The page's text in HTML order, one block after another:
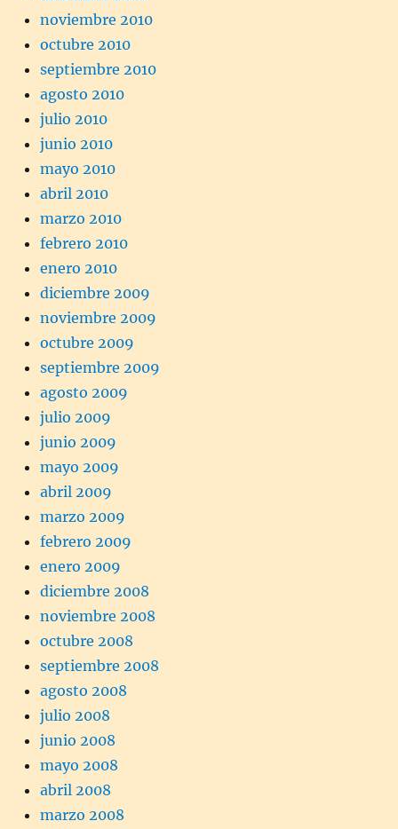
noviembre 2010
octubre 2010
septiembre 2010
agosto 2010
julio 2010
junio 2010
mayo 2010
abril 2010
marzo 2010
febrero 2010
enero 2010
diciembre 2009
noviembre 2009
octubre 2009
septiembre 2009
agosto 2009
julio 2009
junio 2009
mayo 2009
abril 2009
marzo 2009
febrero 2009
enero 2009
diciembre 2008
noviembre 2008
octubre 2008
septiembre 2008
agosto 2008
julio 2008
junio 2008
mayo 2008
abril 2008
marzo 2008